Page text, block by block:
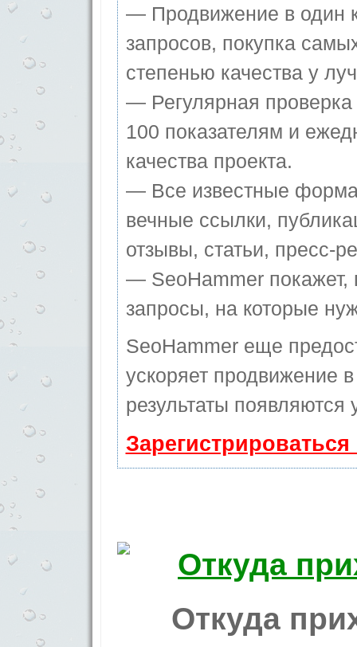
— Продвижение в один
запросов, покупка
степенью качества у
— Регулярная
100 показателям и
качества проекта.
— Все известные
вечные ссылки,
отзывы, статьи, пресс-
— SeoHammer покажет,
запросы, на которые
SeoHammer еще
ускоряет продвижение
результаты
Откуда